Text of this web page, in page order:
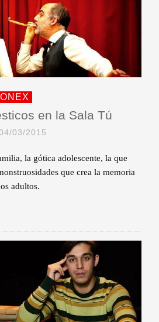
en la Sala Tú
03/2015
la gótica adolescente, la que
que crea la memoria
adultos.